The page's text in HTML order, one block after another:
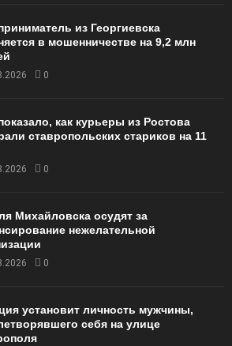
из Георгиевска
в мошенничестве на 9,2 млн
0
как курьеры из Ростова
ставропольских стариков на 11
0
Михайловска осудят за
нежелательной
0
установит личность мужчины,
себя на улице